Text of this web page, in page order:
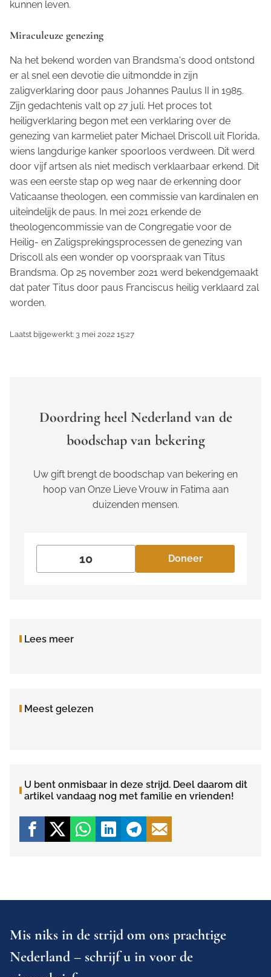
kunnen leven.
Miraculeuze genezing
Na het bekend worden van Brandsma's dood ontstond
er al snel een devotie die uitmondde in zijn
zaligverklaring door paus Johannes Paulus II in 1985.
Zijn gedachtenis valt op 27 juli. Het proces tot
heiligverklaring begon met een verklaring over de
genezing van karmeliet pater Michael Driscoll uit Florida,
wiens langdurige kanker spoorloos verdween. Dit werd
door vijf artsen als niet medisch verklaarbaar erkend. Dit
was een eerste stap op weg naar de erkenning door
Vaticaanse theologen, een commissie van kardinalen en
uiteindelijk de paus. In mei 2021 erkende de
theologencommissie van de Congregatie voor de
Heilig- en Zaligsprekingsprocessen de genezing van
Driscoll als een wonder op voorspraak van Titus
Brandsma. Op 25 november 2021 werd bekendgemaakt
dat pater Titus door paus Franciscus heilig verklaard zal
worden.
Laatst bijgewerkt: 3 mei 2022 15:27
Doordring heel Nederland van de
boodschap van bekering
Uw gift brengt de boodschap van bekering en
hoop van Onze Lieve Vrouw in Fatima aan
duizenden mensen.
Doneer
Lees meer
Meest gelezen
U bent onmisbaar in deze strijd. Deel daarom dit
artikel vandaag nog met familie en vrienden!
Mis niks in de strijd om ons prachtige
Nederland – schrijf u in voor de